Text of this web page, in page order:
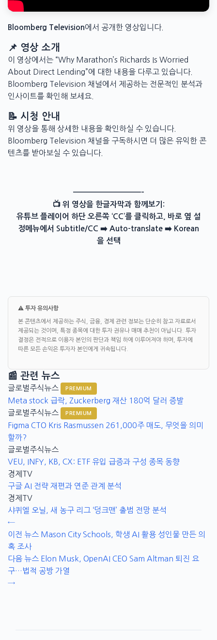
Bloomberg Television에서 공개한 영상입니다.
📌 영상 소개
이 영상에서는 “Why Marathon’s Richards Is Worried
About Direct Lending”에 대한 내용을 다루고 있습니다.
Bloomberg Television 채널에서 제공하는 전문적인 분석과
인사이트를 확인해 보세요.
📝 시청 안내
위 영상을 통해 상세한 내용을 확인하실 수 있습니다.
Bloomberg Television 채널을 구독하시면 더 많은 유익한 콘
텐츠를 받아보실 수 있습니다.
——————————–
📺 위 영상을 한글자막과 함께보기:
유튜브 플레이어 하단 오른쪽 ‘CC’를 클릭하고, 바로 옆 설
정메뉴에서 Subtitle/CC ➡️ Auto-translate ➡️ Korean
을 선택
⚠️ 투자 유의사항
본 콘텐츠에서 제공하는 주식, 금융, 경제 관련 정보는 단순히 참고 자료로서
제공되는 것이며, 특정 종목에 대한 투자 권유나 매매 추천이 아닙니다. 투자
결정은 전적으로 이용자 본인의 판단과 책임 하에 이루어져야 하며, 투자에
따른 모든 손익은 투자자 본인에게 귀속됩니다.
📰 관련 뉴스
글로벌주식뉴스 PREMIUM
Meta stock 급락, Zuckerberg 재산 180억 달러 증발
글로벌주식뉴스
PREMIUM
Figma CTO Kris Rasmussen 261,000주 매도, 무엇을 의미
할까?
글로벌주식뉴스
VEU, INFY, KB, CX: ETF 유입 급증과 구성 종목 동향
경제TV
구글 AI 전략 재편과 연준 관계 분석
경제TV
샤퀴엘 오닐, 새 농구 리그 ‘덩크맨’ 출범 전망 분석
←
이전 뉴스 Mason City Schools, 학생 AI 활용 성인물 만든 의
혹 조사
다음 뉴스 Elon Musk, OpenAI CEO Sam Altman 퇴진 요
구…법적 공방 가열
→